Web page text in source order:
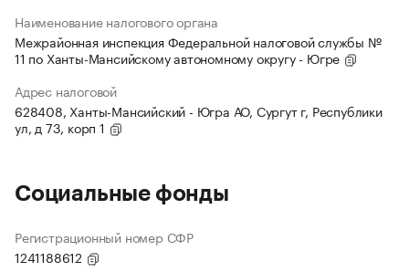
Наименование налогового органа
Межрайонная инспекция Федеральной налоговой службы №
11 по Ханты-Мансийскому автономному округу - Югре
Адрес налоговой
628408, Ханты-Мансийский - Югра АО, Сургут г, Республики
ул, д 73, корп 1
Социальные фонды
Регистрационный номер СФР
1241188612